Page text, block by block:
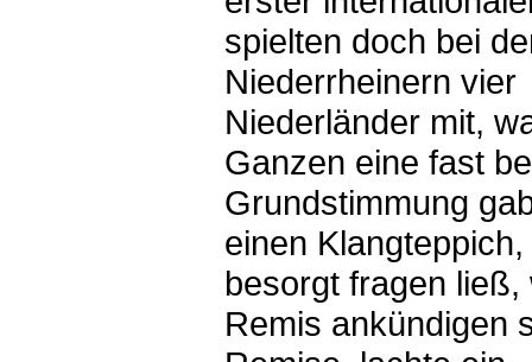
spielten doch bei
Niederrheinern vier
Niederländer mit,
Ganzen eine fast
Grundstimmung
einen
besorgt fragen ließ,
Remis ankündigen